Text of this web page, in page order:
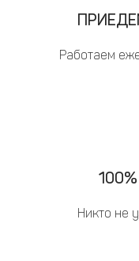
Работаем
Никто не